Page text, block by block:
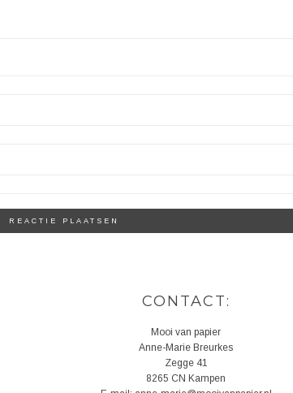
CONTACT:
Mooi van papier
Anne-Marie Breurkes
Zegge 41
8265 CN Kampen